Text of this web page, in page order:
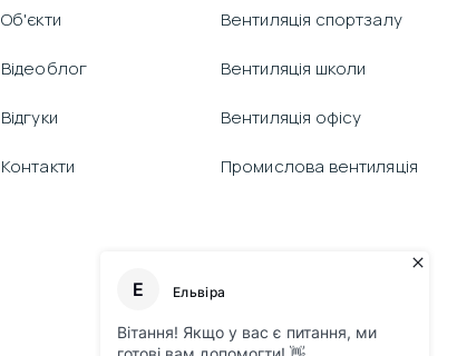
Об'єкти Вентиляція спортзалу
Відеоблог Вентиляція школи
Відгуки Вентиляція офісу
Контакти Промислова вентиляція